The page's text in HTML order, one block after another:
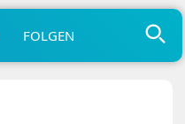
FOLGEN